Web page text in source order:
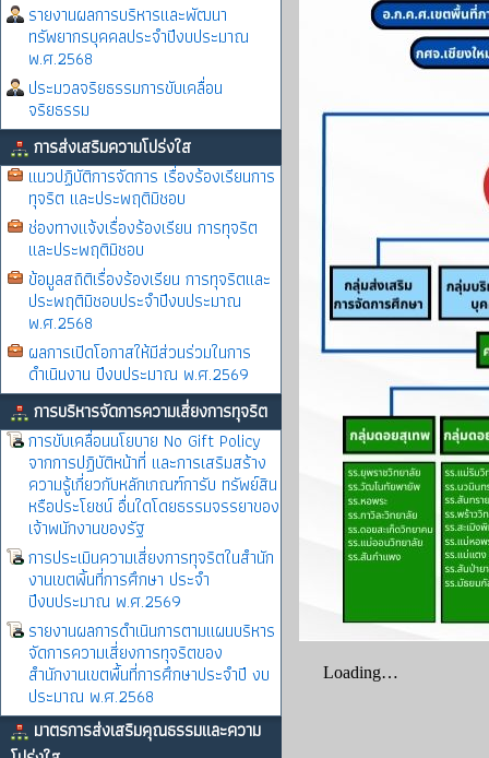
รายงานผลการบริหารและพัฒนา
ทรัพยากรบุคคลประจำปีงบประมาณ
พ.ศ.2568
ประมวลจริยธรรมการขับเคลื่อน
จริยธรรม
การส่งเสริมความโปร่งใส
แนวปฏิบัติการจัดการ เรื่องร้องเรียนการ
ทุจริต และประพฤติมิชอบ
ช่องทางแจ้งเรื่องร้องเรียน การทุจริต
และประพฤติมิชอบ
ข้อมูลสถิติเรื่องร้องเรียน การทุจริตและ
ประพฤติมิชอบประจำปีงบประมาณ
พ.ศ.2568
ผลการเปิดโอกาสให้มีส่วนร่วมในการ
ดำเนินงาน ปีงบประมาณ พ.ศ.2569
การบริหารจัดการความเสี่ยงการทุจริต
การขับเคลื่อนนโยบาย No Gift Policy
จากการปฏิบัติหน้าที่ และการเสริมสร้าง
ความรู้เกี่ยวกับหลักเกณฑ์การับ ทรัพย์สิน
หรือประโยชน์ อื่นใดโดยธรรมจรรยาของ
เจ้าพนักงานของรัฐ
การประเมินความเสี่ยงการทุจริตในสำนัก
งานเขตพิ้นที่การศึกษา ประจำ
ปีงบประมาณ พ.ศ.2569
รายงานผลการดำเนินการตามแผนบริหาร
จัดการความเสี่ยงการทุจริตของ
สำนักงานเขตพื้นที่การศึกษาประจำปี งบ
ประมาณ พ.ศ.2568
มาตรการส่งเสริมคุณธรรมและความ